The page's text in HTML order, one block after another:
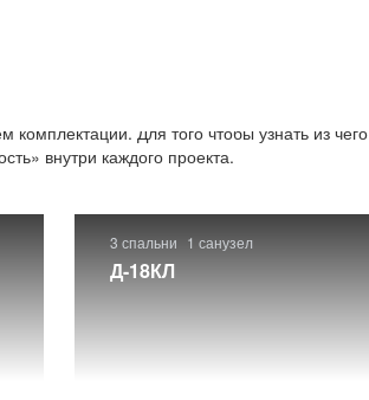
Для того чтобы узнать из чего
внутри каждого проекта.
3 спальни 1 санузел
Д-18КЛ